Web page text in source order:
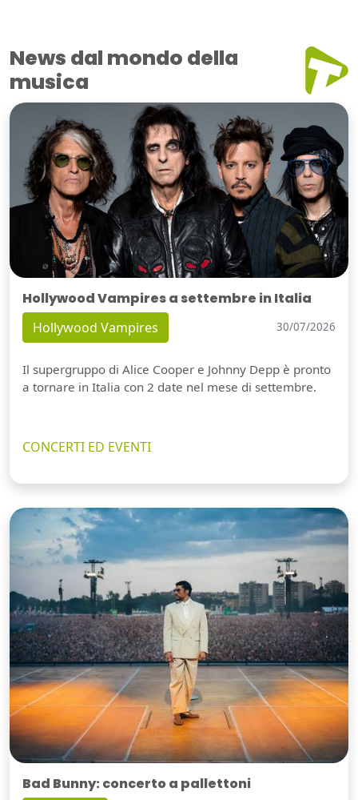
News dal mondo della
musica
Hollywood Vampires a settembre in Italia
Hollywood Vampires 30/07/2026
Il supergruppo di Alice Cooper e Johnny Depp è pronto
a tornare in Italia con 2 date nel mese di settembre.
CONCERTI ED EVENTI
Bad Bunny: concerto a pallettoni